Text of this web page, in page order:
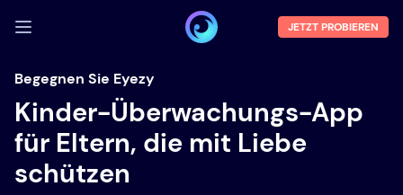
ANMELDEN
Demo
Funktionen
Über uns
JETZT PROBIEREN
Begegnen Sie Eyezy
Kinder-Überwachungs-App
für Eltern, die mit Liebe
schützen